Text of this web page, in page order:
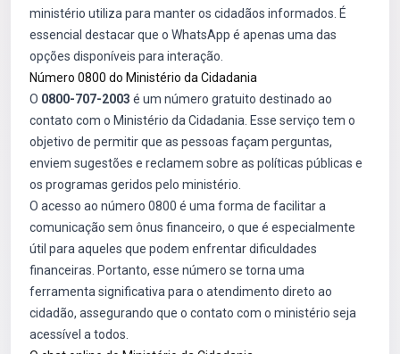
ministério utiliza para manter os cidadãos informados. É
essencial destacar que o WhatsApp é apenas uma das
opções disponíveis para interação.
Número 0800 do Ministério da Cidadania
O 0800-707-2003 é um número gratuito destinado ao
contato com o Ministério da Cidadania. Esse serviço tem o
objetivo de permitir que as pessoas façam perguntas,
enviem sugestões e reclamem sobre as políticas públicas e
os programas geridos pelo ministério.
O acesso ao número 0800 é uma forma de facilitar a
comunicação sem ônus financeiro, o que é especialmente
útil para aqueles que podem enfrentar dificuldades
financeiras. Portanto, esse número se torna uma
ferramenta significativa para o atendimento direto ao
cidadão, assegurando que o contato com o ministério seja
acessível a todos.